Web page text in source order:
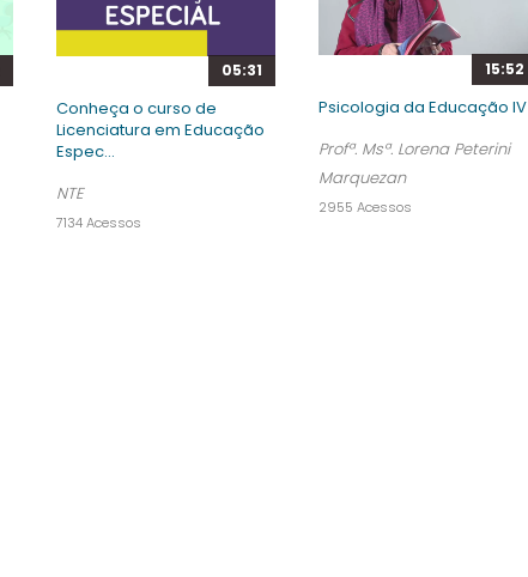
05:31
Conheça o curso de
Licenciatura em Educação
Espec...
NTE
7134 Acessos
15:52
Psicologia da Educação IV
Profª. Msª. Lorena Peterini
Marquezan
2955 Acessos